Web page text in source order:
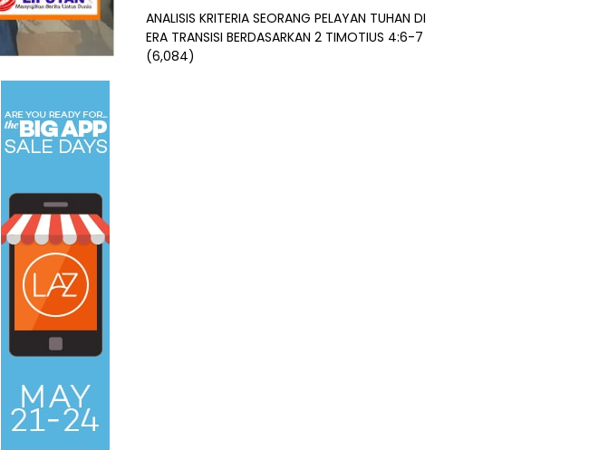
ANALISIS KRITERIA SEORANG PELAYAN TUHAN DI
ERA TRANSISI BERDASARKAN 2 TIMOTIUS 4:6-7
(6,084)